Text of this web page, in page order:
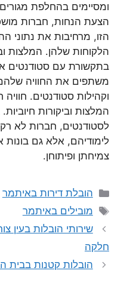
ומסיימים בהחלפת
הצעת הנחות, חברות
הזו, מרחיבות את נתוני
הלקוחות שלהן. המלצות
בתקשורת עם סטודנטים
משתפים את החוויה
וקהילות סטודנטים. חוויה
המלצות וביקורות
לסטודנטים, חברות לא
לימודיהם, אלא גם
צמיחתן ופיתוחן.
קטגוריות
הובלת דירות באיתמר
תגיות
מובילים באיתמר
שירותי הובלות בעין
חלקה
הובלות קטנות בבית